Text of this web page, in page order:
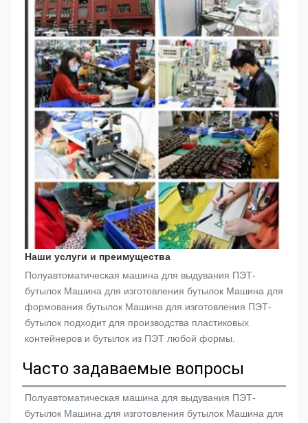
Наши услуги и преимущества
Полуавтоматическая машина для выдувания ПЭТ-
бутылок Машина для изготовления бутылок Машина для
формования бутылок Машина для изготовления ПЭТ-
бутылок подходит для производства пластиковых
контейнеров и бутылок из ПЭТ любой формы.
Часто задаваемые вопросы
Полуавтоматическая машина для выдувания ПЭТ-
бутылок Машина для изготовления бутылок Машина для